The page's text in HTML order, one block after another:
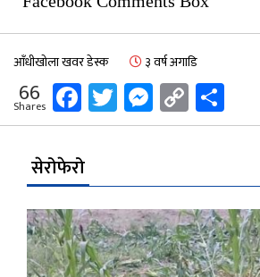
आँधीखोला खवर डेस्क ३ वर्ष अगाडि
66
Shares Facebook
Twitter
Messenger
Copy
Link
सेरोफेरो